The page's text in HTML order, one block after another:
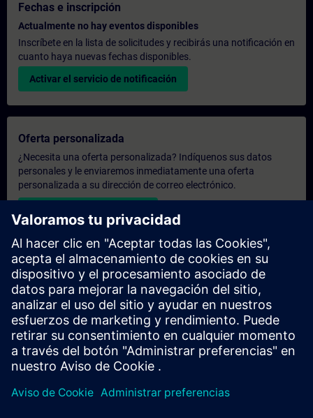
Fechas e inscripción
Actualmente no hay eventos disponibles
Inscríbete en la lista de solicitudes y recibirás una notificación en
cuanto haya nuevas fechas disponibles.
Activar el servicio de notificación
Oferta personalizada
¿Necesita una oferta personalizada? Indíquenos sus datos
personales y le enviaremos inmediatamente una oferta
personalizada a su dirección de correo electrónico.
Enviar una oferta personal
Solicitar presupuesto exclusivo
¿Necesita una formación más especializada y busca un
presupuesto para una formación exclusiva, ya sea presencial,
virtual o en un centro de formación SITRAIN? Tras facilitarnos
sus datos personales y sus necesidades formativas, le
enviaremos un presupuesto personalizado.
Solicitar presupuesto exclusivo